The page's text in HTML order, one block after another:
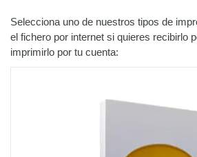
Selecciona uno de nuestros tipos de
el fichero por internet si quieres recibirlo
imprimirlo por tu cuenta: